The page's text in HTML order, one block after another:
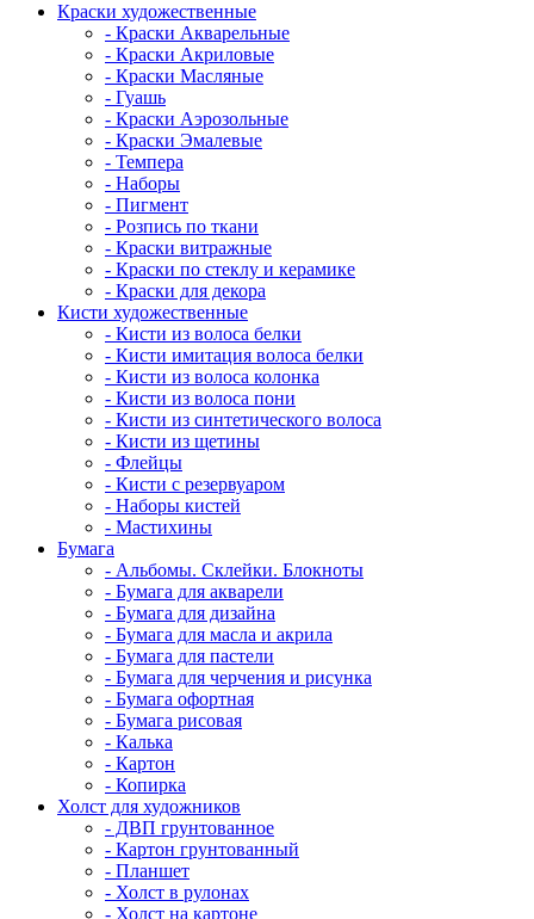
Краски художественные
- Краски Акварельные
- Краски Акриловые
- Краски Масляные
- Гуашь
- Краски Аэрозольные
- Краски Эмалевые
- Темпера
- Наборы
- Пигмент
- Розпись по ткани
- Краски витражные
- Краски по стеклу и керамике
- Краски для декора
Кисти художественные
- Кисти из волоса белки
- Кисти имитация волоса белки
- Кисти из волоса колонка
- Кисти из волоса пони
- Кисти из синтетического волоса
- Кисти из щетины
- Флейцы
- Кисти с резервуаром
- Наборы кистей
- Мастихины
Бумага
- Альбомы. Склейки. Блокноты
- Бумага для акварели
- Бумага для дизайна
- Бумага для масла и акрила
- Бумага для пастели
- Бумага для черчения и рисунка
- Бумага офортная
- Бумага рисовая
- Калька
- Картон
- Копирка
Холст для художников
- ДВП грунтованное
- Картон грунтованный
- Планшет
- Холст в рулонах
- Холст на картоне